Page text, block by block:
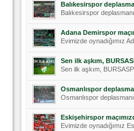
Hoş geldin Aslan
Hoş geldin Güneş
Balıkesirspor
Balıkesirspor
Adana Demirspor
Evimizde oynadığımız
Sen ilk aşkım,
Sen ilk aşkım,
Osmanlıspor
Osmanlıspor
Eskişehirspor
Evimizde oynadığımız